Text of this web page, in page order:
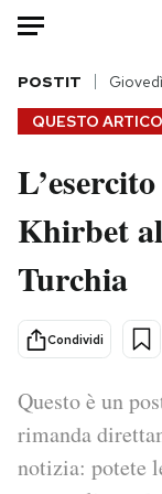
HOME
Italia
Politica
Tecnologia
Scienza
Economia
Sport
QUESTO
POSTIT
Khirbet
Turchia
Condividi
Questo è un
rimanda
notizia: potete